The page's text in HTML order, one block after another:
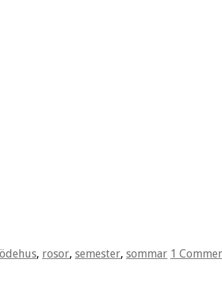
ödehus, rosor, semester, sommar 1